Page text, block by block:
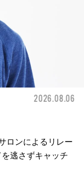
2026.08.06
ロンによるリレー
逃さずキャッチ